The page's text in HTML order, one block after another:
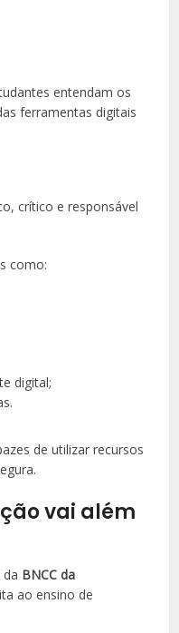
entendam os
ferramentas digitais
crítico e responsável
como:
digital;
de utilizar recursos
vai além
BNCC da
ao ensino de